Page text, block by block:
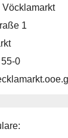
Vöcklamarkt
1
0